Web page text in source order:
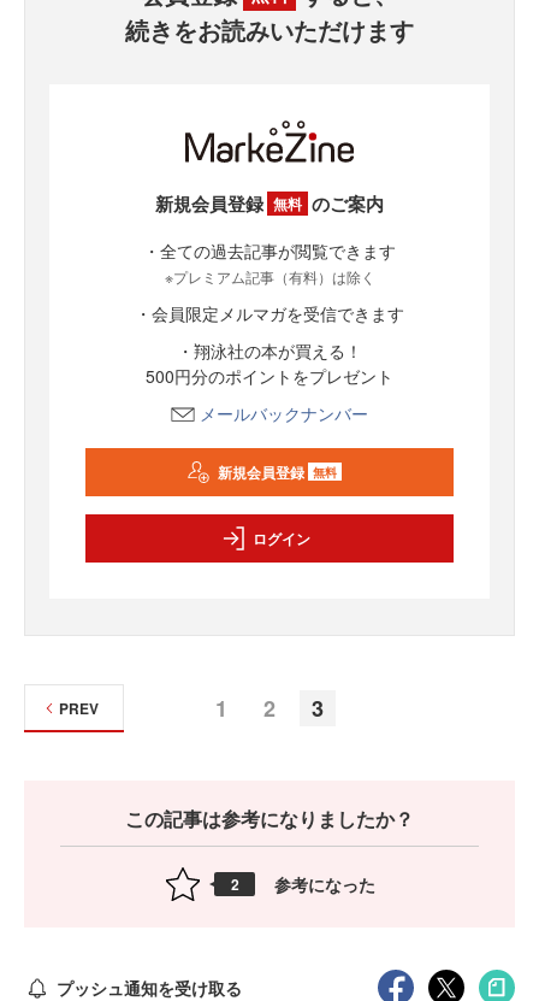
続きをお読みいただけます
新規会員登録 無料 のご案内
・全ての過去記事が閲覧できます
※プレミアム記事（有料）は除く
・会員限定メルマガを受信できます
・翔泳社の本が買える！
500円分のポイントをプレゼント
メールバックナンバー
新規会員登録 無料
ログイン
1 2 3
PREV
この記事は参考になりましたか？
2 参考になった
プッシュ通知を受け取る